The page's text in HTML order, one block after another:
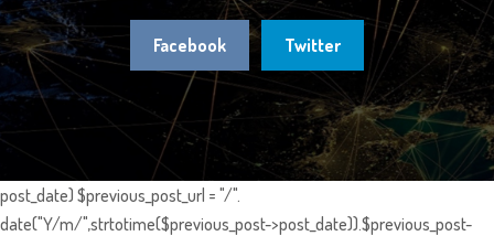
Facebook Twitter
post_date) $previous_post_url = "/".
date("Y/m/",strtotime($previous_post->post_date)).$previous_post-